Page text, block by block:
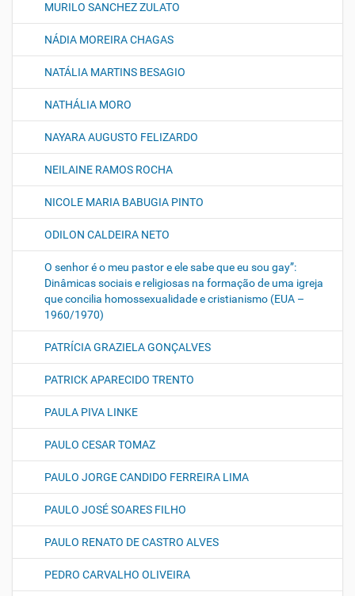
MURILO SANCHEZ ZULATO
NÁDIA MOREIRA CHAGAS
NATÁLIA MARTINS BESAGIO
NATHÁLIA MORO
NAYARA AUGUSTO FELIZARDO
NEILAINE RAMOS ROCHA
NICOLE MARIA BABUGIA PINTO
ODILON CALDEIRA NETO
O senhor é o meu pastor e ele sabe que eu sou gay”:
Dinâmicas sociais e religiosas na formação de uma igreja
que concilia homossexualidade e cristianismo (EUA –
1960/1970)
PATRÍCIA GRAZIELA GONÇALVES
PATRICK APARECIDO TRENTO
PAULA PIVA LINKE
PAULO CESAR TOMAZ
PAULO JORGE CANDIDO FERREIRA LIMA
PAULO JOSÉ SOARES FILHO
PAULO RENATO DE CASTRO ALVES
PEDRO CARVALHO OLIVEIRA